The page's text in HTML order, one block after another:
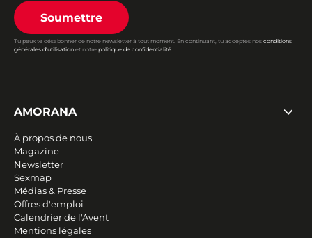
Soumettre
Tu peux te désabonner de notre newsletter à tout moment. En continuant, tu acceptes nos conditions
générales d'utilisation et notre politique de confidentialité.
AMORANA
À propos de nous
Magazine
Newsletter
Sexmap
Médias & Presse
Offres d'emploi
Calendrier de l'Avent
Mentions légales